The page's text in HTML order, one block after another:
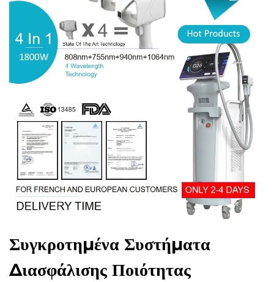
Συγκροτημένα Συστήματα
Διασφάλισης Ποιότητας